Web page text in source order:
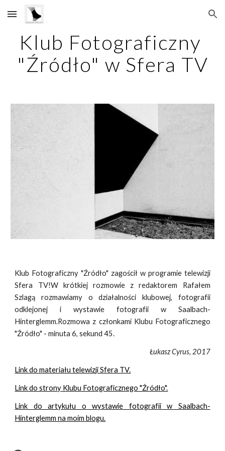
Skip to main content Skip to navigation
Klub Fotograficzny
"Źródło" w Sfera TV
Klub Fotograficzny "Źródło" zagościł w programie telewizji
Sfera TV!W krótkiej rozmowie z redaktorem Rafałem
Szlagą rozmawiamy o działalności klubowej, fotografii
odklejonej i wystawie fotografii w Saalbach-
Hinterglemm.Rozmowa z członkami Klubu Fotograficznego
"Źródło" - minuta 6, sekund 45.
Łukasz Cyrus, 2017
Link do materiału telewizji Sfera TV.
Link do strony Klubu Fotograficznego "Źródło".
Link do artykułu o wystawie fotografii w Saalbach-
Hinterglemm na moim blogu.